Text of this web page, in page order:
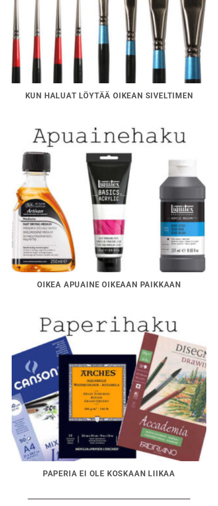
KUN HALUAT LÖYTÄÄ OIKEAN SIVELTIMEN
OIKEA APUAINE OIKEAAN PAIKKAAN
PAPERIA EI OLE KOSKAAN LIIKAA